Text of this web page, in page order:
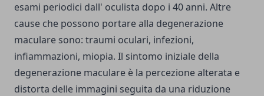
esami periodici dall' oculista dopo i 40 anni. Altre
cause che possono portare alla degenerazione
maculare sono: traumi oculari, infezioni,
infiammazioni, miopia. Il sintomo iniziale della
degenerazione maculare è la percezione alterata e
distorta delle immagini seguita da una riduzione